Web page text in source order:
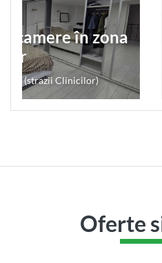
214.000
Apartament 3
Piata Ira
Cluj-Napoca, IRIS (Piata
Oferte